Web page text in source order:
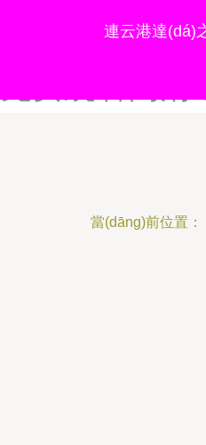
想要导航-想
中字-小护士
免费观看高
連云港達(dá)
當(dāng)前位置：